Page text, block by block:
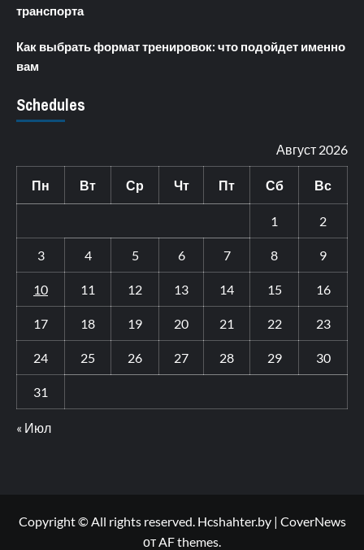
транспорта
Как выбрать формат тренировок: что подойдет именно
вам
Schedules
Август 2026
Пн Вт Ср Чт Пт Сб Вс
1 2
3 4 5 6 7 8 9
10 11 12 13 14 15 16
17 18 19 20 21 22 23
24 25 26 27 28 29 30
31
« Июл
Copyright © All rights reserved. Hcshahter.by | CoverNews
от AF themes.